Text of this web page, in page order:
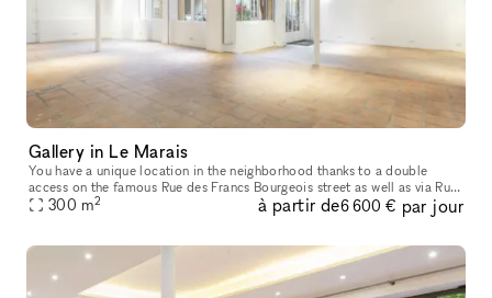
Gallery in Le Marais
You have a unique location in the neighborhood thanks to a double
access on the famous Rue des Francs Bourgeois street as well as via Rue
de Turenne, offering a 300m² space that can divided according
300 m2 à partir de6 600 € par jour